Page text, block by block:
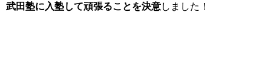
武田塾に入塾して頑張ることを決意しました！